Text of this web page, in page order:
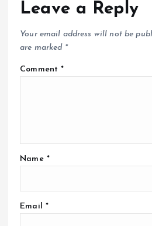
Leave a Reply
Your email address will not be
are marked *
Comment*
Name *
Email *